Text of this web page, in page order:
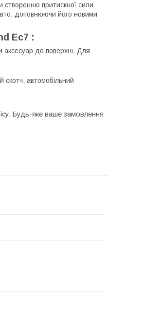
притискної сили
доповнюючи його новими
Ec7 :
аксесуар до поверхні. Для
скотч, автомобільний
Будь-яке ваше замовлення